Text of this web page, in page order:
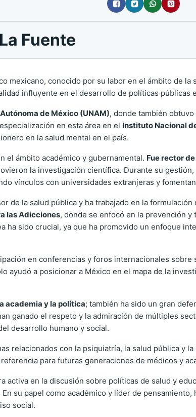
Fuente
mexicano, conocido por su labor en el ámbito de la
influyente en el desarrollo de políticas públicas
de México (UNAM), donde también
en esta área en el Instituto Nacional
en la salud mental en el país.
el ámbito académico y gubernamental. Fue rector
la investigación científica. Durante su
vínculos con universidades extranjeras y
de la salud pública y ha trabajado en la
las Adicciones, donde se enfocó en la prevención
ha sido crucial, ya que ha promovido un enfoque
en conferencias y foros internacionales
ayudó a posicionar a México en el mapa de la
academia y la política; también ha sido un gran
ganado el respeto y la admiración de múltiples
desarrollo humano y social.
relacionados con la psiquiatría, la salud pública y
para futuras generaciones de médicos y
activa en la discusión sobre políticas de salud y
su papel como académico y líder de
social.